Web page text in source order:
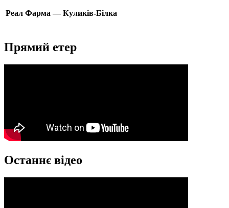
Реал Фарма — Куликів-Білка
Прямий етер
Останнє відео